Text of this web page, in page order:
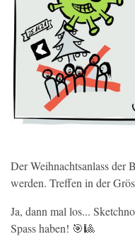
Der Weihnachtsanlass der
werden. Treffen in der
Ja, dann mal los...
Spass haben! 🎯🎱